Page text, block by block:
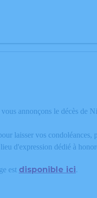
vous annonçons le décès
laisser vos condoléances,
lieu d'expression dédié à
est disponible ici.